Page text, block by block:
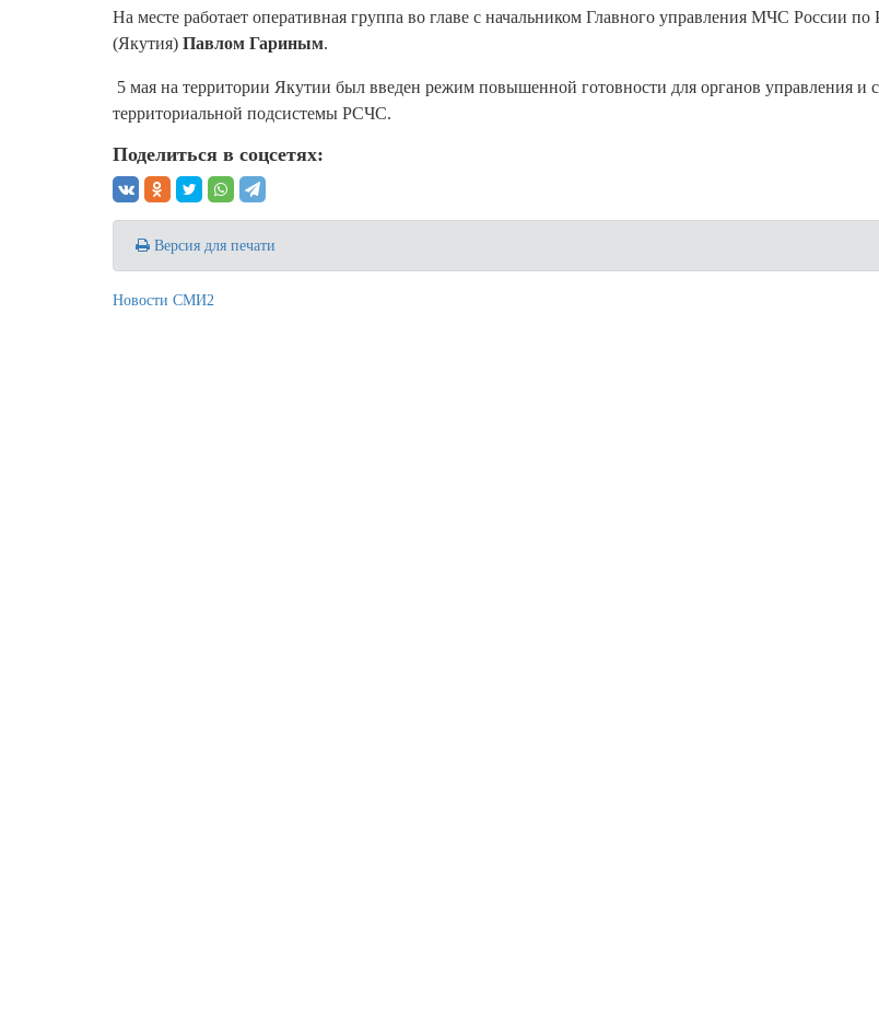
На месте работает оперативная группа во главе с начальником Главного управления МЧС России по
(Якутия) Павлом Гариным.
5 мая на территории Якутии был введен режим повышенной готовности для органов управления и
территориальной подсистемы РСЧС.
Поделиться в соцсетях:
Версия для печати
Новости СМИ2